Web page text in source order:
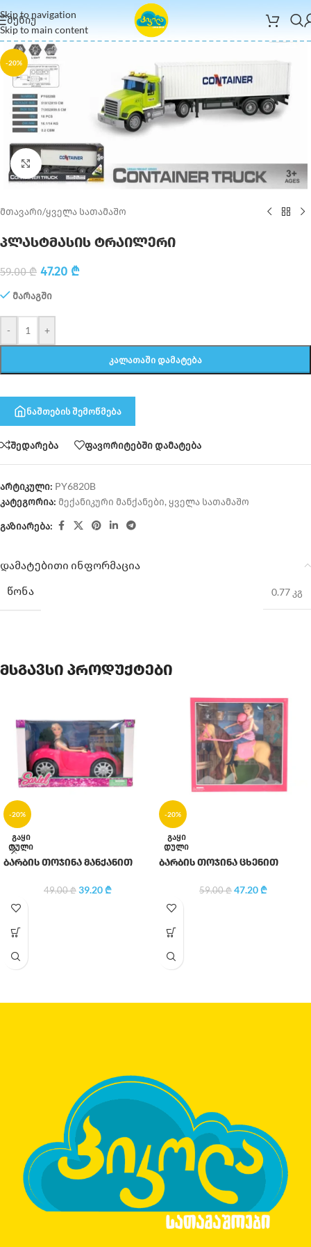
Skip to navigation
Skip to main content
ᲛᲔᲜᲘᲣ
-20%
Click to enlarge
მთავარი/ყველა სათამაშო
პლასტმასის ტრაილერი
59.00₾ 47.20 ₾
მარაგში
- +
ᲙᲐᲚᲐᲗᲐᲨᲘ ᲓᲐᲛᲐᲢᲔᲑᲐ
ნაშთების შემოწმება
შედარება ფავორიტებში დამატება
არტიკული: PY6820B
კატეგორია: მექანიკური მანქანები, ყველა სათამაშო
გაზიარება:
დამატებითი ინფორმაცია
ᲬᲝᲜᲐ
0.77 კგ
მსგავსი პროდუქტები
-20%
ᲒᲐᲧᲘ
ᲓᲣᲚᲘ
ბარბის თოჯინა მანქანით
49.00₾ 39.20₾
-20%
ᲒᲐᲧᲘ
ᲓᲣᲚᲘ
ბარბის თოჯინა ცხენით
59.00₾ 47.20₾